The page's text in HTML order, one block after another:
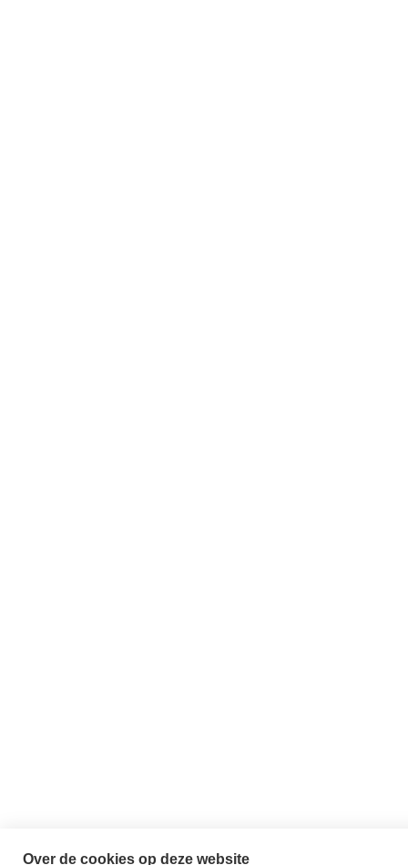
Over de cookies op deze website